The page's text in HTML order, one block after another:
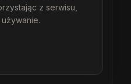
z serwisu,